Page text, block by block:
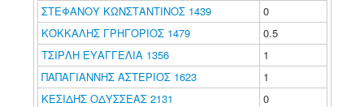
ΣΤΕΦΑΝΟΥ ΚΩΝΣΤΑΝΤΙΝΟΣ 1439
0
ΚΟΚΚΑΛΗΣ ΓΡΗΓΟΡΙΟΣ 1479
0.5
ΤΣΙΡΛΗ ΕΥΑΓΓΕΛΙΑ 1356
1
ΠΑΠΑΓΙΑΝΝΗΣ ΑΣΤΕΡΙΟΣ 1623
1
ΚΕΣΙΔΗΣ ΟΔΥΣΣΕΑΣ 2131
0